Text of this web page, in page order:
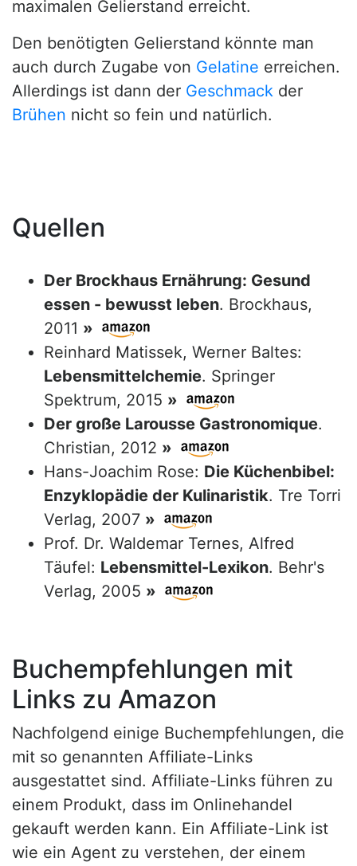
maximalen Gelierstand erreicht.
Den benötigten Gelierstand könnte man
auch durch Zugabe von Gelatine erreichen.
Allerdings ist dann der Geschmack der
Brühen nicht so fein und natürlich.
Quellen
Der Brockhaus Ernährung: Gesund
essen - bewusst leben. Brockhaus,
2011 »
Reinhard Matissek, Werner Baltes:
Lebensmittelchemie. Springer
Spektrum, 2015 »
Der große Larousse Gastronomique.
Christian, 2012 »
Hans-Joachim Rose: Die Küchenbibel:
Enzyklopädie der Kulinaristik. Tre Torri
Verlag, 2007 »
Prof. Dr. Waldemar Ternes, Alfred
Täufel: Lebensmittel-Lexikon. Behr's
Verlag, 2005 »
Buchempfehlungen mit
Links zu Amazon
Nachfolgend einige Buchempfehlungen, die
mit so genannten Affiliate-Links
ausgestattet sind. Affiliate-Links führen zu
einem Produkt, dass im Onlinehandel
gekauft werden kann. Ein Affiliate-Link ist
wie ein Agent zu verstehen, der einem